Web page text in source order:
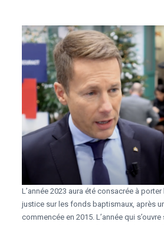
L’année 2023 aura été consacrée à
justice sur les fonds baptismaux, après
commencée en 2015. L’année qui